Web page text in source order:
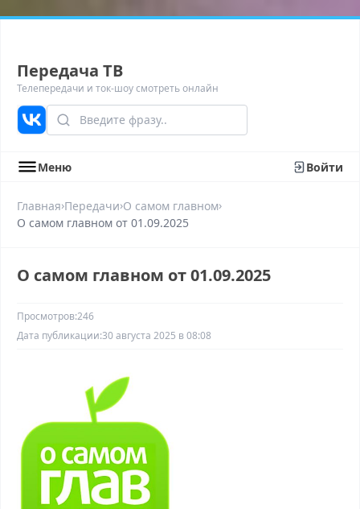
Передача ТВ
Телепередачи и ток-шоу смотреть онлайн
Меню Войти
Главная›Передачи›О самом главном›
О самом главном от 01.09.2025
О самом главном от 01.09.2025
Просмотров:246
Дата публикации:30 августа 2025 в 08:08